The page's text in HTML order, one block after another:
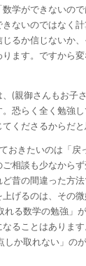
数学ができないの
ないのではなく
るか信じないか
ます。ですから
(親御さんもお子
恐らく全く勉強し
くださるからだと
おきたいのは「戻
ご相談も少なから
ど昔の間違った方
げるのは、その
れる数学の勉強」
なることはありま
か取れない」のが